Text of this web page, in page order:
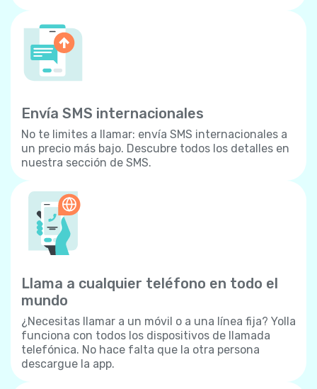
Envía SMS internacionales
No te limites a llamar: envía SMS internacionales a
un precio más bajo. Descubre todos los detalles en
nuestra sección de SMS.
Llama a cualquier teléfono en todo el
mundo
¿Necesitas llamar a un móvil o a una línea fija? Yolla
funciona con todos los dispositivos de llamada
telefónica. No hace falta que la otra persona
descargue la app.